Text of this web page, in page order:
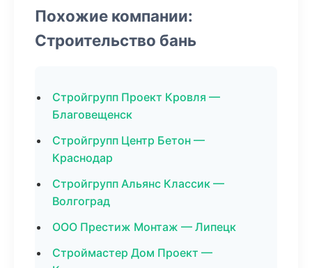
Похожие компании:
Строительство бань
Стройгрупп Проект Кровля —
Благовещенск
Стройгрупп Центр Бетон —
Краснодар
Стройгрупп Альянс Классик —
Волгоград
ООО Престиж Монтаж — Липецк
Строймастер Дом Проект —